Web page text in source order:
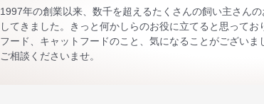
1997年の創業以来、数千を超えるたくさんの飼い主さんの
してきました。きっと何かしらのお役に立てると思ってお
フード、キャットフードのこと、気になることがございま
ご相談くださいませ。